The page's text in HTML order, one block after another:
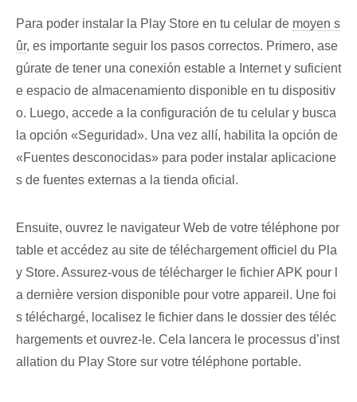
Para poder instalar la ​Play Store en tu celular de‍ moyen s
ûr, es importante seguir los pasos correctos. Primero, ase
gúrate de tener una conexión estable​ a Internet y suficient
e‌ espacio de almacenamiento⁢ disponible en ⁢tu dispositiv
o. ‌Luego, accede a la configuración ⁢de tu celular‍ y busca
la opción⁣ «Seguridad». Una vez allí, habilita la opción de
«Fuentes desconocidas»​ para ‍poder instalar aplicacione
s⁢ de fuentes externas a ‌la tienda oficial.
Ensuite, ouvrez le navigateur Web de votre téléphone por
table et accédez au site de téléchargement officiel du Pla
y Store. Assurez-vous de télécharger le fichier APK pour l
a dernière version disponible pour votre appareil. Une foi
s téléchargé, localisez le fichier dans le dossier des téléc
hargements et ouvrez-le. Cela lancera le processus d’inst
allation du Play Store sur votre téléphone portable.